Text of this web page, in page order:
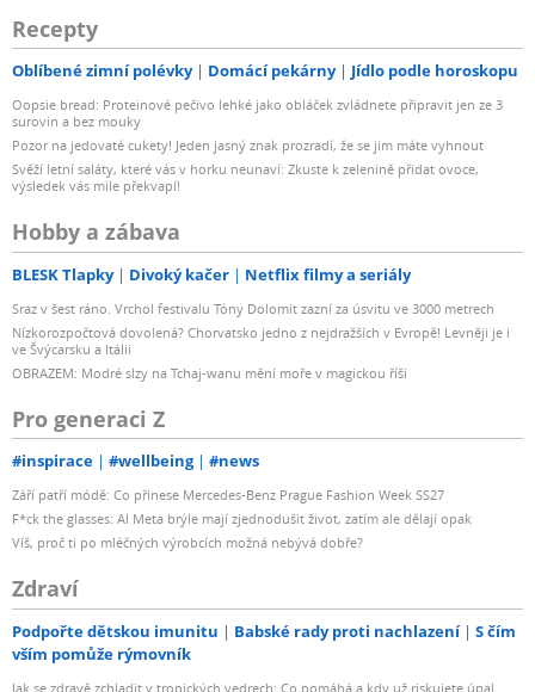
Recepty
Oblíbené zimní polévky Domácí pekárny Jídlo podle horoskopu
Oopsie bread: Proteinové pečivo lehké jako obláček zvládnete připravit jen ze 3
surovin a bez mouky
Pozor na jedovaté cukety! Jeden jasný znak prozradí, že se jim máte vyhnout
Svěží letní saláty, které vás v horku neunaví: Zkuste k zelenině přidat ovoce,
výsledek vás mile překvapí!
Hobby a zábava
BLESK Tlapky Divoký kačer Netflix filmy a seriály
Sraz v šest ráno. Vrchol festivalu Tóny Dolomit zazní za úsvitu ve 3000 metrech
Nízkorozpočtová dovolená? Chorvatsko jedno z nejdražších v Evropě! Levněji je i
ve Švýcarsku a Itálii
OBRAZEM: Modré slzy na Tchaj-wanu mění moře v magickou říši
Pro generaci Z
#inspirace #wellbeing #news
Září patří módě: Co přinese Mercedes-Benz Prague Fashion Week SS27
F*ck the glasses: AI Meta brýle mají zjednodušit život, zatím ale dělají opak
Víš, proč ti po mléčných výrobcích možná nebývá dobře?
Zdraví
Podpořte dětskou imunitu Babské rady proti nachlazení
S čím
vším pomůže rýmovník
Jak se zdravě zchladit v tropických vedrech: Co pomáhá a kdy už riskujete úpal